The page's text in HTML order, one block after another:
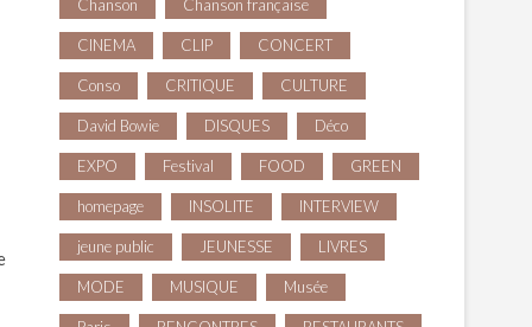
Chanson Chanson française
CINEMA CLIP CONCERT
Conso CRITIQUE CULTURE
David Bowie DISQUES Déco
EXPO Festival FOOD GREEN
homepage INSOLITE INTERVIEW
jeune public JEUNESSE LIVRES
MODE MUSIQUE Musée